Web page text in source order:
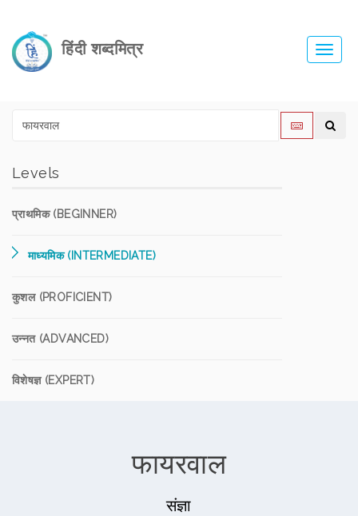
हिंदी शब्दमित्र
Levels
प्राथमिक (BEGINNER)
माध्यमिक (INTERMEDIATE)
कुशल (PROFICIENT)
उन्नत (ADVANCED)
विशेषज्ञ (EXPERT)
फायरवाल
संज्ञा